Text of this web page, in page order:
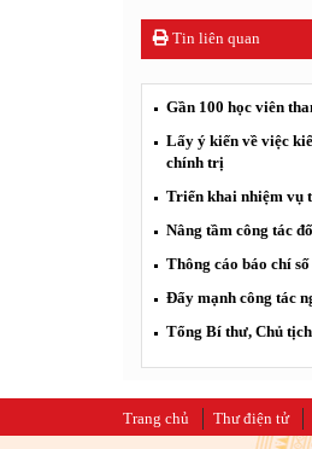
Tin liên quan
Gần 100 học viên
Lấy ý kiến về việc
chính trị
Triển khai nhiệm vụ
Nâng tầm công tác
Thông cáo báo chí
Đẩy mạnh công tác
Tổng Bí thư, Chủ
Trang chủ Thư điện tử